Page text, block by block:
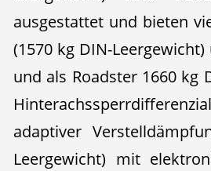
ausgestattet und bieten
(1570 kg DIN-
und als Roadster 1660 kg
adaptiver
Leergewicht) mit